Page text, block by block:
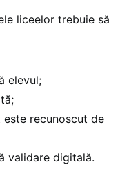
liceelor trebuie să
elevul;
recunoscut de
validare digitală.